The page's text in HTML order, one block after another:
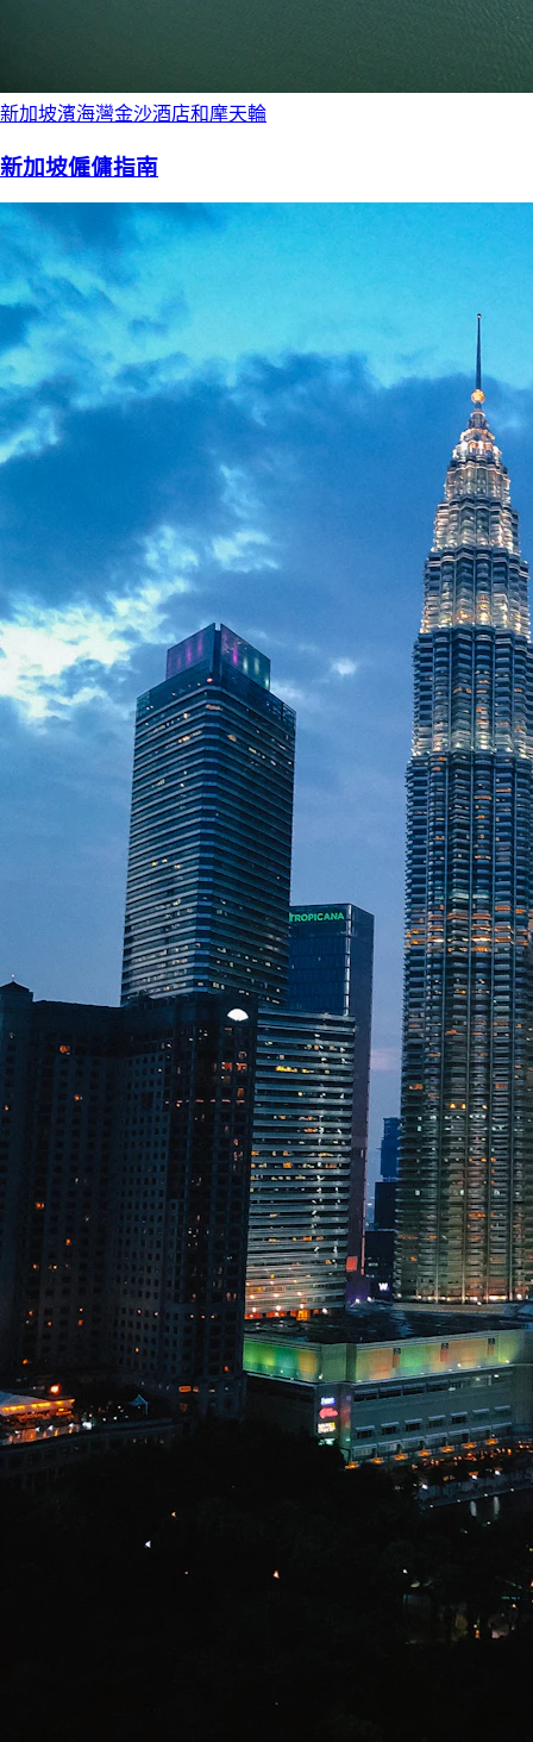
新加坡濱海灣金沙酒店和摩天輪
新加坡僱傭指南